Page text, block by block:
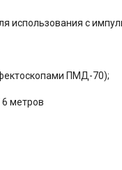
использования с
ПМД-70);
метров